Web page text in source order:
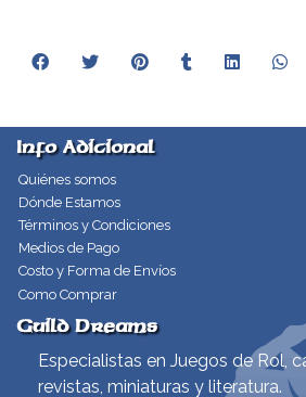
Info Adicional
Quiénes somos
Dónde Estamos
Términos y Condiciones
Medios de Pago
Costo y Forma de Envíos
Como Comprar
Guild Dreams
Especialistas en Juegos de Rol,
revistas, miniaturas y literatura.